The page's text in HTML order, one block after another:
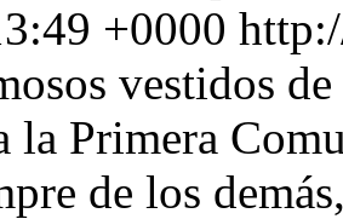
+0000
vestidos
la Primera
de los